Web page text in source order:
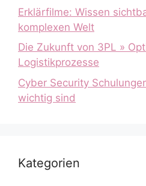
Erklärfilme: Wissen
komplexen Welt
Die Zukunft von 3PL »
Logistikprozesse
Cyber Security
wichtig sind
Kategorien